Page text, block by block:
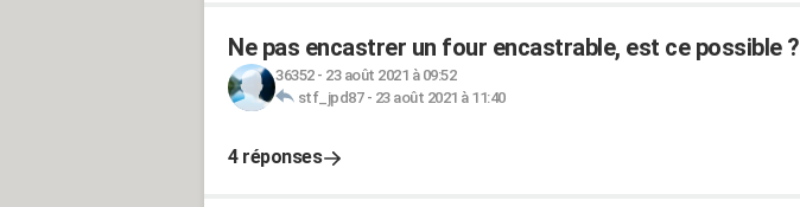
Ne pas encastrer un four encastrable, est ce possible ?
36352- 23 août 2021 à 09:52
stf_jpd87- 23 août 2021 à 11:40
4 réponses